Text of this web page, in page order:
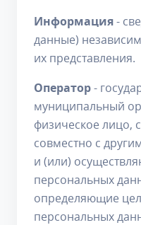
Информация-
данные)
их представления.
Оператор-
муниципальный
физическое лицо,
совместно с
и (или)
персональных
определяющие
персональных